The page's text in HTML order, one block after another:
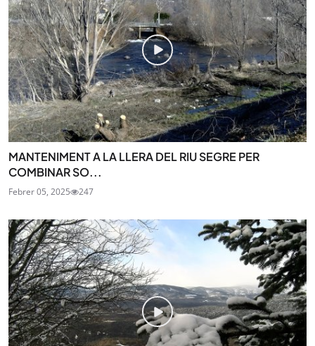
MANTENIMENT A LA LLERA DEL RIU SEGRE PER
COMBINAR SO...
Febrer 05, 2025 247